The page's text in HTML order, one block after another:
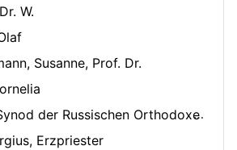
W.
Susanne, Prof. Dr.
der Russischen Orthodoxen Kirche
Erzpriester